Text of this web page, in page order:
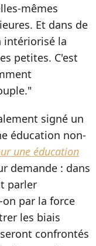
mêmes
Et dans de
intériorisé la
petites. C'est
signé un
éducation non-
une éducation
demande : dans
parler
par la force
les biais
confrontés